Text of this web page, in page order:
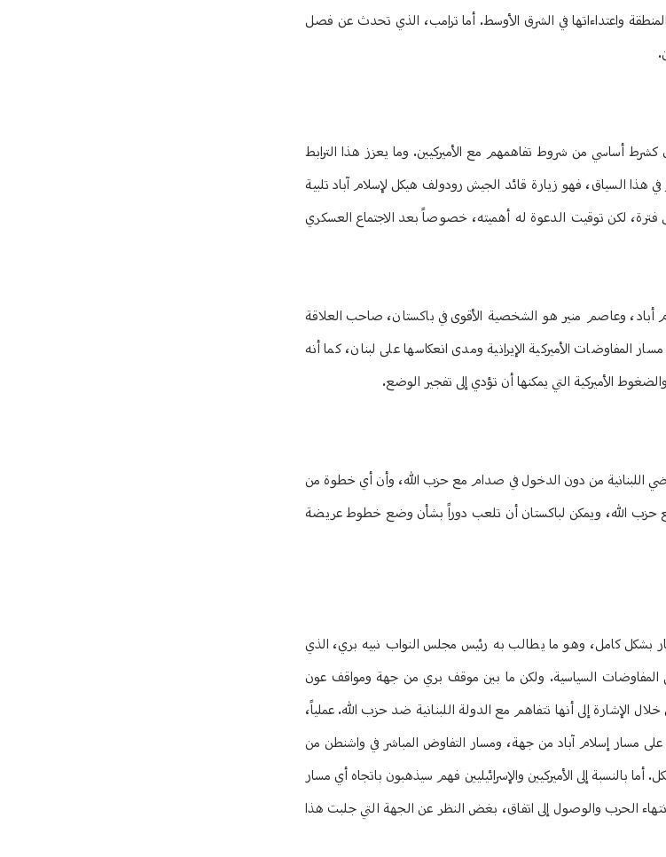
في المنطقة واعتداءاتها في الشرق الأوسط. أما ترامب، الذي تحدث عن فصل
كشرط أساسي من شروط تفاهمهم مع الأميركيين. وما يعزز هذا الترابط
هذا السياق، فهو زيارة قائد الجيش رودولف هيكل لإسلام آباد تلبية
لكن توقيت الدعوة له أهميته، خصوصاً بعد الاجتماع العسكري
أباد، وعاصم منير هو الشخصية الأقوى في باكستان، صاحب العلاقة
المفاوضات الأميركية الإيرانية ومدى انعكاسها على لبنان، كما أنه
الأميركية التي يمكنها أن تؤدي إلى تفجير الوضع.
اللبنانية من دون الدخول في صدام مع حزب الله، وأن أي خطوة من
حزب الله، ويمكن لباكستان أن تلعب دوراً بشأن وضع خطوط عريضة
بشكل كامل، وهو ما يطالب به رئيس مجلس النواب نبيه بري، الذي
المفاوضات السياسية. ولكن ما بين موقف بري من جهة ومواقف عون
الإشارة إلى أنها تتفاهم مع الدولة اللبنانية ضد حزب الله. عملياً،
على مسار إسلام آباد من جهة، ومسار التفاوض المباشر في واشنطن من
بالنسبة إلى الأميركيين والإسرائيليين فهم سيذهبون باتجاه أي مسار
الحرب والوصول إلى اتفاق، بغض النظر عن الجهة التي جلبت هذا